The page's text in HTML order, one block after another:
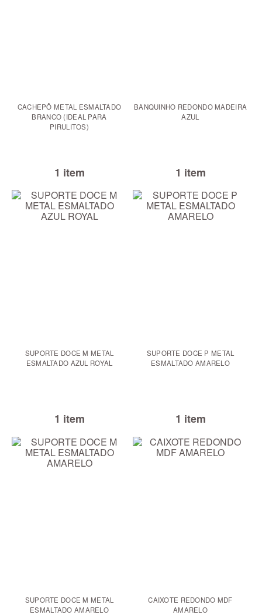
CACHEPÔ METAL ESMALTADO
BRANCO (IDEAL PARA
PIRULITOS)
1 item
BANQUINHO REDONDO MADEIRA
AZUL
1 item
SUPORTE DOCE M METAL
ESMALTADO AZUL ROYAL
1 item
SUPORTE DOCE P METAL
ESMALTADO AMARELO
1 item
SUPORTE DOCE M METAL
ESMALTADO AMARELO
CAIXOTE REDONDO MDF
AMARELO